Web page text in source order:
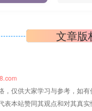
文章版
仅供大家学习与参考，如有
本站赞同其观点和对其真实